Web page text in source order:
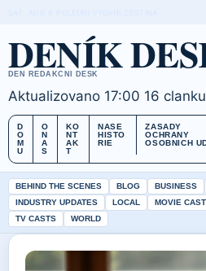
DENÍK
DEN REDAKCNI DESK
Aktualizovano 17:00 16
D
O
M
U
O
N
A
S
KO
NT
AK
T
NASE
HISTO
RIE
ZASADY
OCHRANY
OSOBNICH
BEHIND THE SCENES BLOG BUSINESS
INDUSTRY UPDATES
LOCAL MOVIE
TV CASTS
WORLD